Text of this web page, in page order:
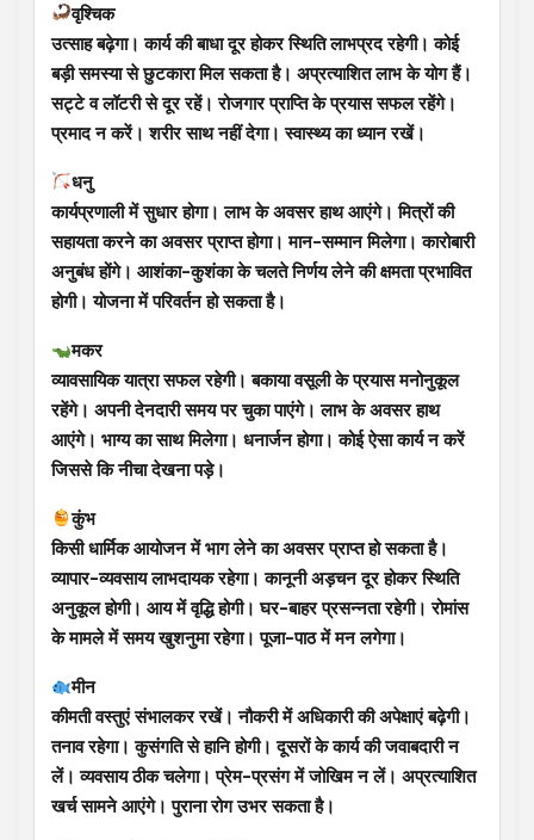
वृश्चिक
उत्साह बढ़ेगा। कार्य की बाधा दूर होकर स्थिति लाभप्रद रहेगी। कोई
बड़ी समस्या से छुटकारा मिल सकता है। अप्रत्याशित लाभ के योग हैं।
सट्टे व लॉटरी से दूर रहें। रोजगार प्राप्ति के प्रयास सफल रहेंगे।
प्रमाद न करें। शरीर साथ नहीं देगा। स्वास्‍थ्य का ध्यान रखें।
धनु
कार्यप्रणाली में सुधार होगा। लाभ के अवसर हाथ आएंगे। मित्रों की
सहायता करने का अवसर प्राप्त होगा। मान-सम्मान मिलेगा। कारोबारी
अनुबंध होंगे। आशंका-कुशंका के चलते निर्णय लेने की क्षमता प्रभावित
होगी। योजना में परिवर्तन हो सकता है।
मकर
व्यावसायिक यात्रा सफल रहेगी। बकाया वसूली के प्रयास मनोनुकूल
रहेंगे। अपनी देनदारी समय पर चुका पाएंगे। लाभ के अवसर हाथ
आएंगे। भाग्य का साथ मिलेगा। धनार्जन होगा। कोई ऐसा कार्य न करें
जिससे कि नीचा देखना पड़े।
कुंभ
किसी धार्मिक आयोजन में भाग लेने का अवसर प्राप्त हो सकता है।
व्यापार-व्यवसाय लाभदायक रहेगा। कानूनी अड़चन दूर होकर स्थिति
अनुकूल होगी। आय में वृद्धि होगी। घर-बाहर प्रसन्नता रहेगी। रोमांस
के मामले में समय खुशनुमा रहेगा। पूजा-पाठ में मन लगेगा।
मीन
कीमती वस्तुएं संभालकर रखें। नौकरी में अधिकारी की अपेक्षाएं बढ़ेगी।
तनाव रहेगा। कुसंगति से हानि होगी। दूसरों के कार्य की जवाबदारी न
लें। व्यवसाय ठीक चलेगा। प्रेम-प्रसंग में जोखिम न लें। अप्रत्याशित
खर्च सामने आएंगे। पुराना रोग उभर सकता है।